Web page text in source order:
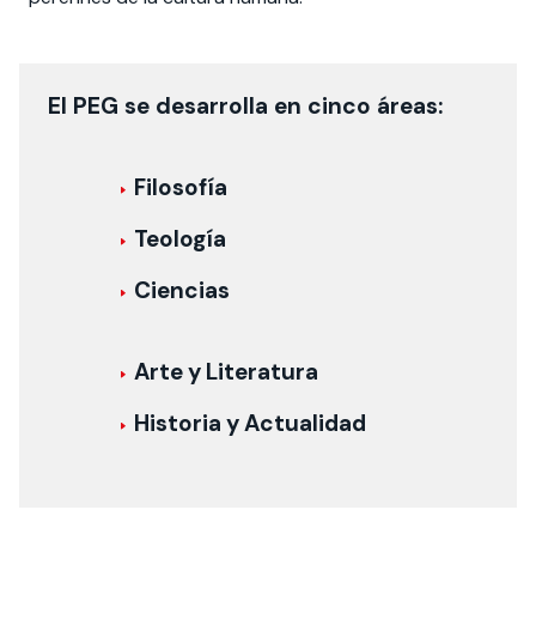
El PEG se desarrolla en cinco áreas:
Filosofía
Teología
Ciencias
Arte y Literatura
Historia y Actualidad